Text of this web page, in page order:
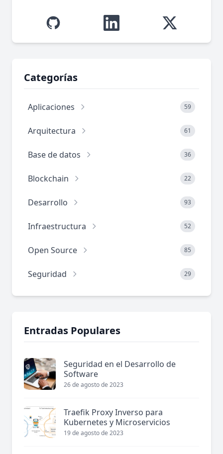
Categorías
Aplicaciones 59
Arquitectura 61
Base de datos 36
Blockchain 22
Desarrollo 93
Infraestructura 52
Open Source 85
Seguridad 29
Entradas Populares
Seguridad en el Desarrollo de
Software
26 de agosto de 2023
Traefik Proxy Inverso para
Kubernetes y Microservicios
19 de agosto de 2023